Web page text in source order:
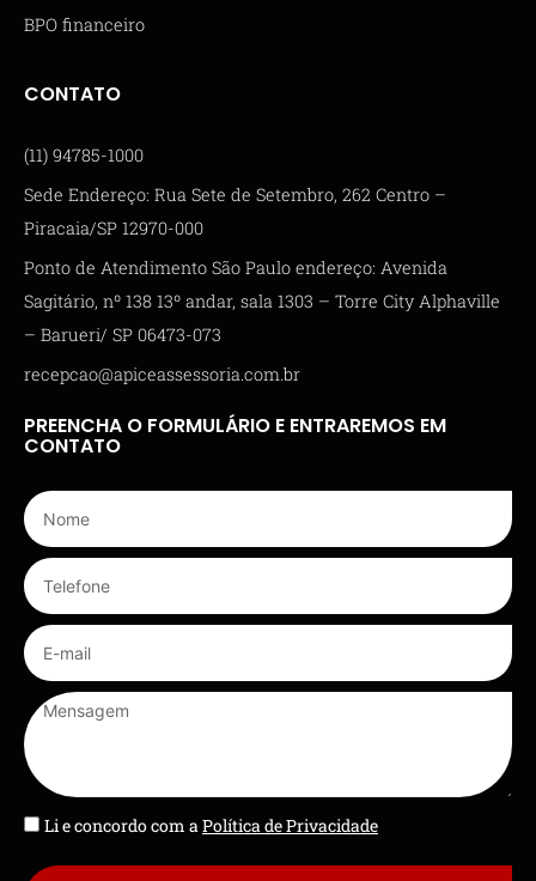
BPO financeiro
CONTATO
(11) 94785-1000
Sede Endereço: Rua Sete de Setembro, 262 Centro –
Piracaia/SP 12970-000
Ponto de Atendimento São Paulo endereço: Avenida
Sagitário, nº 138 13º andar, sala 1303 – Torre City Alphaville
– Barueri/ SP 06473-073
recepcao@apiceassessoria.com.br
PREENCHA O FORMULÁRIO E ENTRAREMOS EM
CONTATO
Li e concordo com aPolítica de Privacidade